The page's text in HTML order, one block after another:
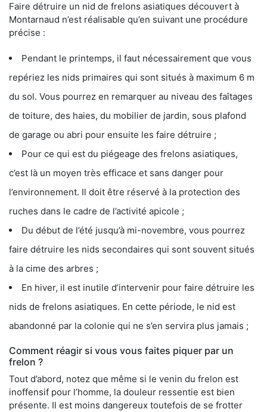
Faire détruire un nid de frelons asiatiques découvert à
Montarnaud n’est réalisable qu’en suivant une procédure
précise :
Pendant le printemps, il faut nécessairement que vous
repériez les nids primaires qui sont situés à maximum 6 m
du sol. Vous pourrez en remarquer au niveau des faîtages
de toiture, des haies, du mobilier de jardin, sous plafond
de garage ou abri pour ensuite les faire détruire ;
Pour ce qui est du piégeage des frelons asiatiques,
c’est là un moyen très efficace et sans danger pour
l’environnement. Il doit être réservé à la protection des
ruches dans le cadre de l’activité apicole ;
Du début de l’été jusqu’à mi-novembre, vous pourrez
faire détruire les nids secondaires qui sont souvent situés
à la cime des arbres ;
En hiver, il est inutile d’intervenir pour faire détruire les
nids de frelons asiatiques. En cette période, le nid est
abandonné par la colonie qui ne s’en servira plus jamais ;
Comment réagir si vous vous faites piquer par un
frelon ?
Tout d’abord, notez que même si le venin du frelon est
inoffensif pour l’homme, la douleur ressentie est bien
présente. Il est moins dangereux toutefois de se frotter